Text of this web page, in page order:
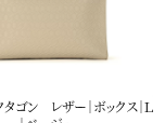
タゴン レザー｜ボックス｜Ｌ